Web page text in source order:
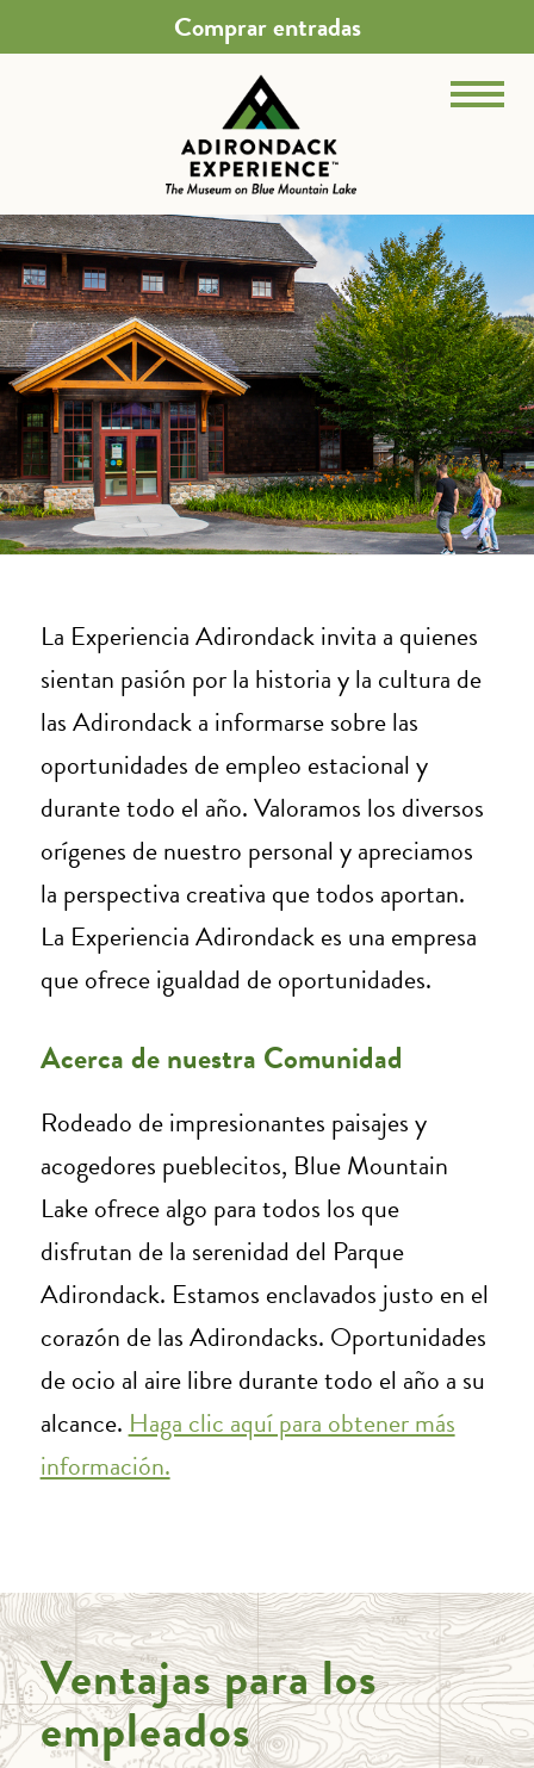
Comprar entradas
La Experiencia Adirondack invita a quienes
sientan pasión por la historia y la cultura de
las Adirondack a informarse sobre las
oportunidades de empleo estacional y
durante todo el año. Valoramos los diversos
orígenes de nuestro personal y apreciamos
la perspectiva creativa que todos aportan.
La Experiencia Adirondack es una empresa
que ofrece igualdad de oportunidades.
Acerca de nuestra Comunidad
Rodeado de impresionantes paisajes y
acogedores pueblecitos, Blue Mountain
Lake ofrece algo para todos los que
disfrutan de la serenidad del Parque
Adirondack. Estamos enclavados justo en el
corazón de las Adirondacks. Oportunidades
de ocio al aire libre durante todo el año a su
alcance. Haga clic aquí para obtener más
información.
Ventajas para los
empleados